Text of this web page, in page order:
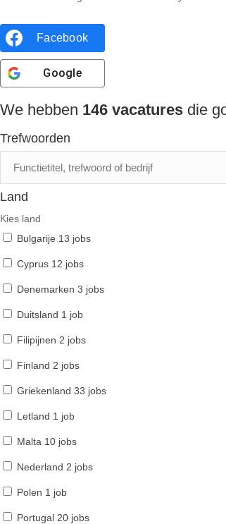
Facebook
Google
We hebben 146 vacatures die
Trefwoorden
Land
Kies land
Bulgarije 13 jobs
Cyprus 12 jobs
Denemarken 3 jobs
Duitsland 1 job
Filipijnen 2 jobs
Finland 2 jobs
Griekenland 33 jobs
Letland 1 job
Malta 10 jobs
Nederland 2 jobs
Polen 1 job
Portugal 20 jobs